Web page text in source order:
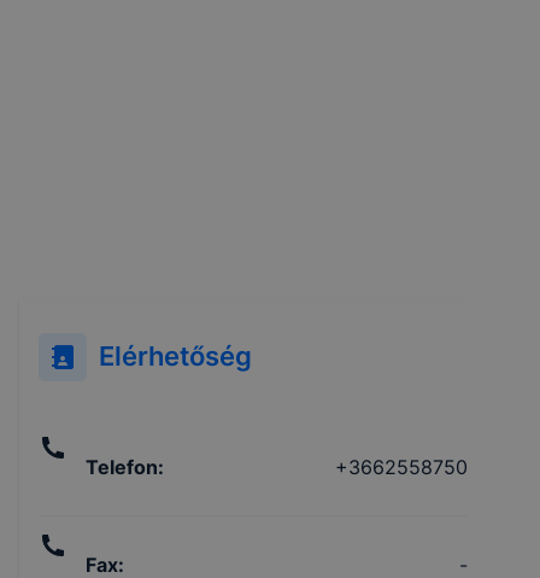
Elérhetőség
Telefon: +3662558750
Fax: -